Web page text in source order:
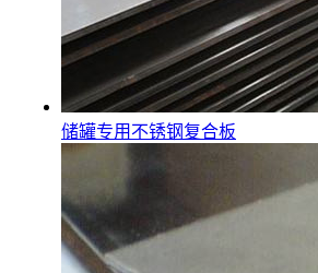
储罐专用不锈钢复合板